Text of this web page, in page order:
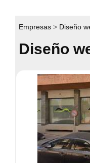
Empresas Diseño
Diseño